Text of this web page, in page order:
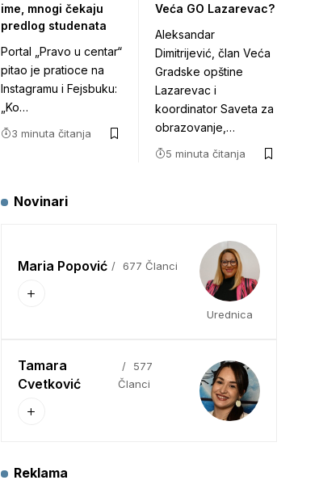
ime, mnogi čekaju
predlog studenata
Portal „Pravo u centar“
pitao je pratioce na
Instagramu i Fejsbuku:
„Ko…
3 minuta čitanja
Veća GO Lazarevac?
Aleksandar
Dimitrijević, član Veća
Gradske opštine
Lazarevac i
koordinator Saveta za
obrazovanje,…
5 minuta čitanja
Novinari
Maria Popović 677 Članci
Urednica
Tamara
Cvetković
577
Članci
Reklama